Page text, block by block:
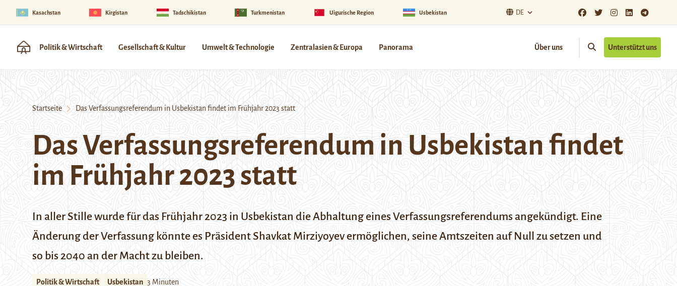
Kasachstan Kirgistan Tadschikistan Turkmenistan Uigurische Region Usbekistan DE
Politik & Wirtschaft Gesellschaft & Kultur Umwelt & Technologie Zentralasien & Europa Panorama Über uns Unterstützt uns
Startseite Das Verfassungsreferendum in Usbekistan findet im Frühjahr 2023 statt
Das Verfassungsreferendum in Usbekistan findet
im Frühjahr 2023 statt
In aller Stille wurde für das Frühjahr 2023 in Usbekistan die Abhaltung eines Verfassungsreferendums angekündigt. Eine
Änderung der Verfassung könnte es Präsident Shavkat Mirziyoyev ermöglichen, seine Amtszeiten auf Null zu setzen und
so bis 2040 an der Macht zu bleiben.
Politik & Wirtschaft Usbekistan 3 Minuten